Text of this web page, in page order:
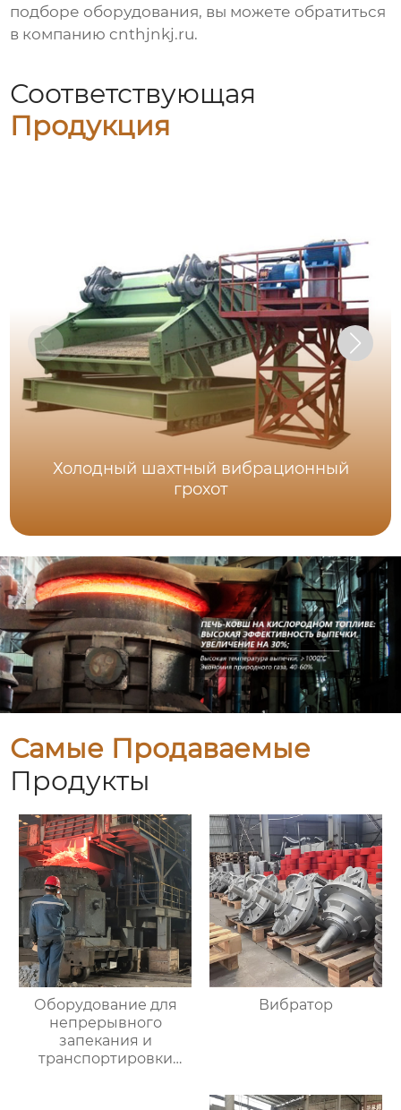
подборе оборудования, вы можете обратиться
в компаниюcnthjnkj.ru.
Соответствующая
Продукция
Холодный шахтный вибрационный
грохот
Самые Продаваемые
Продукты
Оборудование для
непрерывного
запекания и
транспортировки
Вибратор